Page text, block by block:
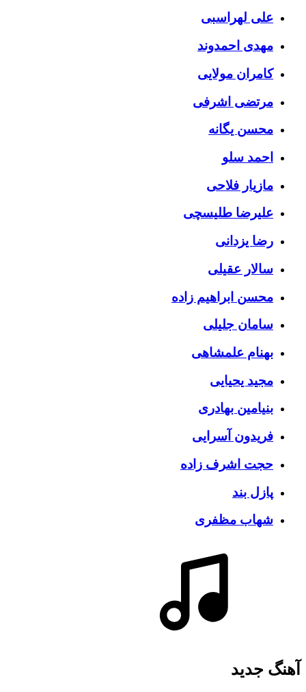
علی لهراسبی
مهدی احمدوند
کامران مولایی
مرتضی اشرفی
محسن یگانه
احمد سلو
مازیار فلاحی
علیرضا طلیسچی
رضا یزدانی
سالار عقیلی
محسن ابراهیم زاده
سامان جلیلی
بهنام علمشاهی
مجید یحیایی
بنیامین بهادری
فریدون آسرایی
حجت اشرف زاده
پازل بند
شهاب مظفری
آهنگ جديد